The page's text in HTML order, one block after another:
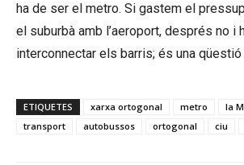
ha de ser el metro. Si gastem el
el suburbà amb l’aeroport, després no i
interconnectar els barris; és una
ETIQUETES xarxa ortogonal metro la
transport
autobussos ortogonal ciu